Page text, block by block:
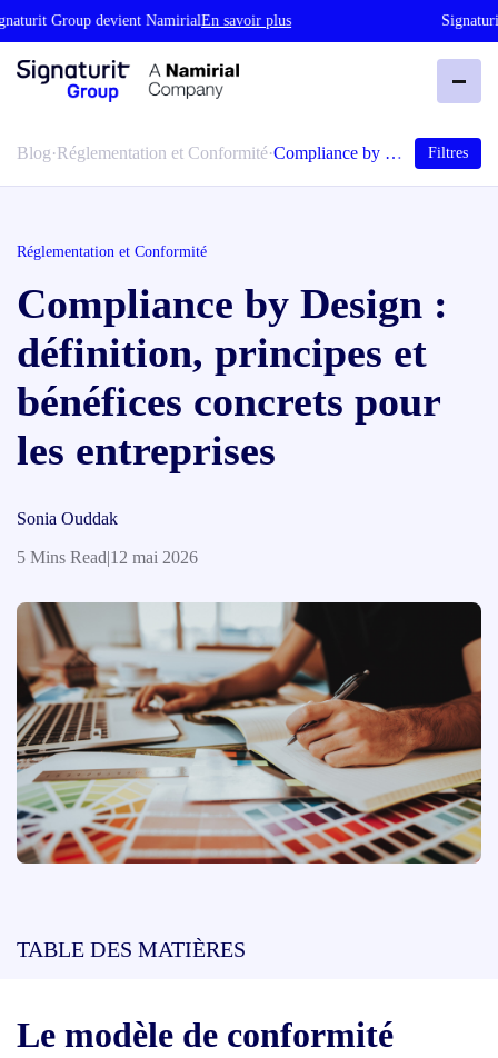
Group devient NamirialEn savoir plus Signaturit
Blog·Réglementation et Conformité·Compliance by … Filtres
Réglementation et Conformité
Compliance by Design :
définition, principes et
bénéfices concrets pour
les entreprises
Sonia Ouddak
5 Mins Read|12 mai 2026
TABLE DES MATIÈRES
Le modèle de conformité